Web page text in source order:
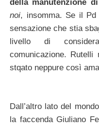
della manutenzione
noi, insomma. Se il
sensazione che stia
livello di
comunicazione.
stqato neppure così
Dall’altro lato del
la faccenda Giuliano